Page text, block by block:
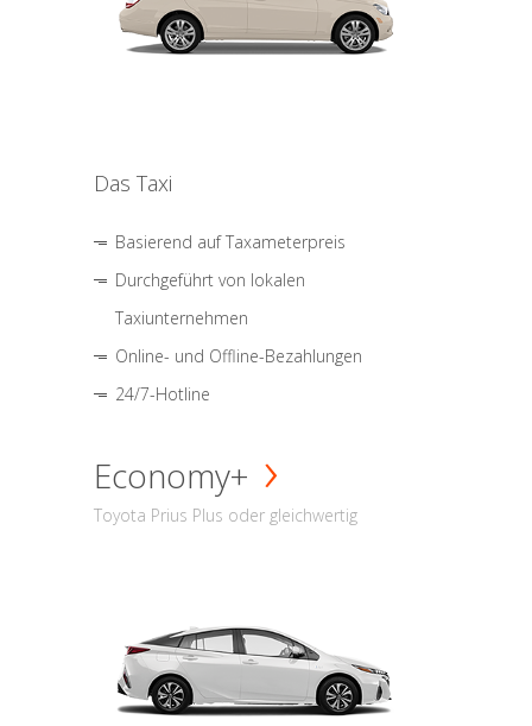
Das Taxi
Basierend auf Taxameterpreis
Durchgeführt von lokalen
Taxiunternehmen
Online- und Offline-Bezahlungen
24/7-Hotline
Economy+
Toyota Prius Plus oder gleichwertig